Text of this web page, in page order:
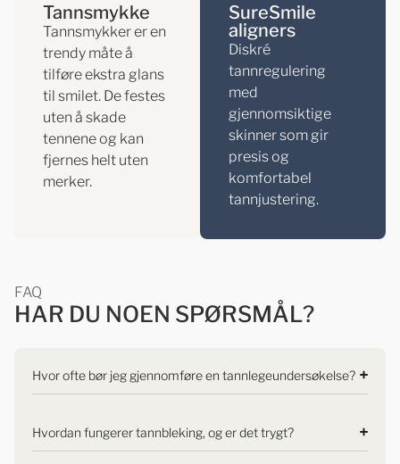
Tannsmykke
Tannsmykker er en
trendy måte å
tilføre ekstra glans
til smilet. De festes
uten å skade
tennene og kan
fjernes helt uten
merker.
SureSmile
aligners
Diskré
tannregulering
med
gjennomsiktige
skinner som gir
presis og
komfortabel
tannjustering.
FAQ
HAR DU NOEN SPØRSMÅL?
Hvor ofte bør jeg gjennomføre en tannlegeundersøkelse?
Hvordan fungerer tannbleking, og er det trygt?